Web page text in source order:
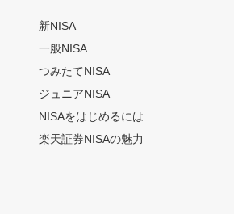
新NISA
一般NISA
つみたてNISA
ジュニアNISA
NISAをはじめるには
楽天証券NISAの魅力